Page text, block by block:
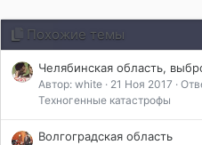
л
и
:
Похожие темы
Челябинская область,
Автор: white 21 Ноя 2017
Техногенные катастрофы
Волгоградская область